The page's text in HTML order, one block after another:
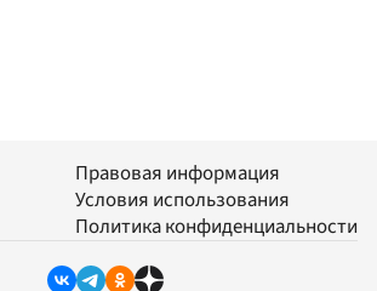
Правовая информация
Условия использования
Политика конфиденциальности